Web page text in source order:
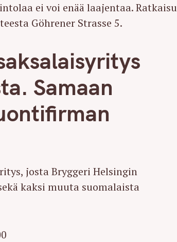
ei voi enää laajentaa. Ratkaisu
Göhrener Strasse 5.
Samaan
josta Bryggeri Helsingin
kaksi muuta suomalaista